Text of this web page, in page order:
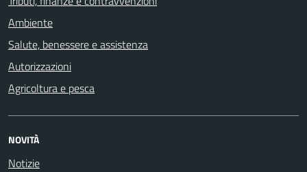
Ambiente
Salute, benessere e assistenza
Autorizzazioni
Agricoltura e pesca
NOVITÀ
Notizie